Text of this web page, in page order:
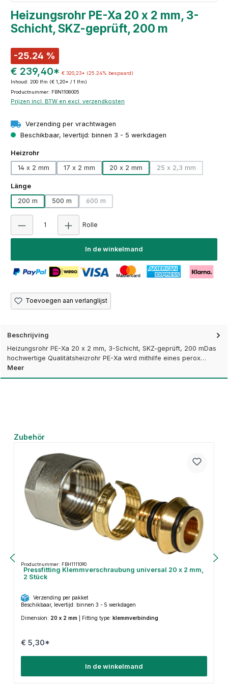
Heizungsrohr PE-Xa 20 x 2 mm, 3-
Schicht, SKZ-geprüft, 200 m
-25.24 %
€ 239,40* € 320,23* (25.24% bespaard)
Inhoud: 200 lfm (€ 1,20* / 1 lfm)
Productnummer: FBN1108005
Prijzen incl. BTW en excl. verzendkosten
Verzending per vrachtwagen
Beschikbaar, levertijd: binnen 3 - 5 werkdagen
Selecteer
Heizrohr
14 x 2 mm
17 x 2 mm 20 x 2 mm 25 x 2,3 mm
(Deze optie is
Selecteer
Länge
200 m
500 m 600 m
(Deze optie is momenteel niet beschikbaar.)
Rolle
In de winkelmand
Toevoegen aan verlanglijst
Beschrijving
Heizungsrohr PE-Xa 20 x 2 mm, 3-Schicht, SKZ-geprüft, 200 mDas
hochwertige Qualitätsheizrohr PE-Xa wird mithilfe eines perox…
Meer
Productgalerij overslaan
Zubehör
Productnummer: FBH1111090
Pressfitting Klemmverschraubung universal 20 x 2 mm,
2 Stück
Verzending per pakket
Beschikbaar, levertijd: binnen 3 - 5 werkdagen
Dimension: 20 x 2 mm Fitting type: klemmverbinding
€ 5,30*
In de winkelmand